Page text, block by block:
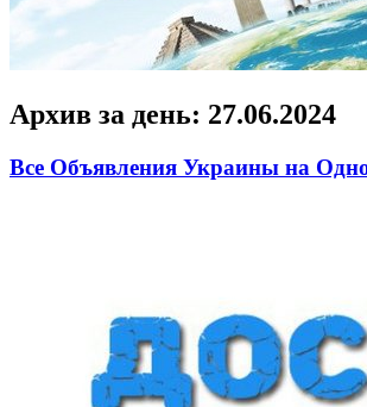
Архив за день: 27.06.2024
Все Объявления Украины на